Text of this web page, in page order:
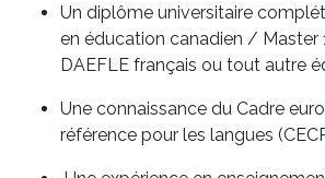
Un diplôme universitaire
en éducation canadien / Master
DAEFLE français ou tout autre
Une connaissance du Cadre
référence pour les langues